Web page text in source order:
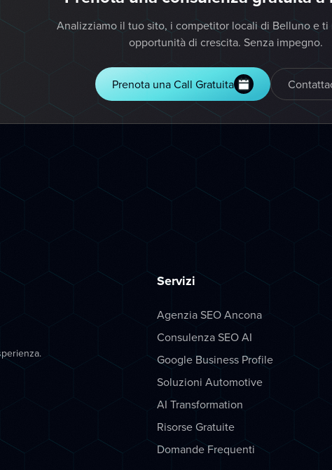
Analizziamo il tuo sito, i competitor locali di Belluno e ti
opportunità di crescita. Senza impegno.
Prenota una Call Gratuita
Servizi
Agenzia SEO Ancona
Consulenza SEO AI
Google Business Profile
Soluzioni Automotive
AI Transformation
Risorse Gratuite
Domande Frequenti